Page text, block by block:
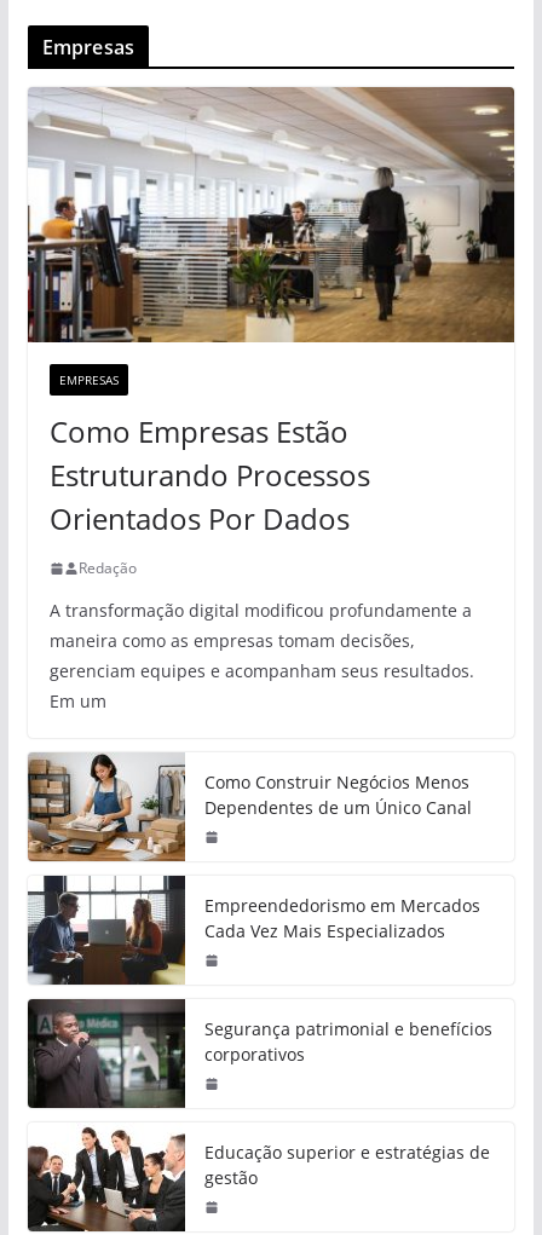
Empresas
EMPRESAS
Como Empresas Estão
Estruturando Processos
Orientados Por Dados
Redação
A transformação digital modificou profundamente a
maneira como as empresas tomam decisões,
gerenciam equipes e acompanham seus resultados.
Em um
Como Construir Negócios Menos
Dependentes de um Único Canal
Empreendedorismo em Mercados
Cada Vez Mais Especializados
Segurança patrimonial e benefícios
corporativos
Educação superior e estratégias de
gestão